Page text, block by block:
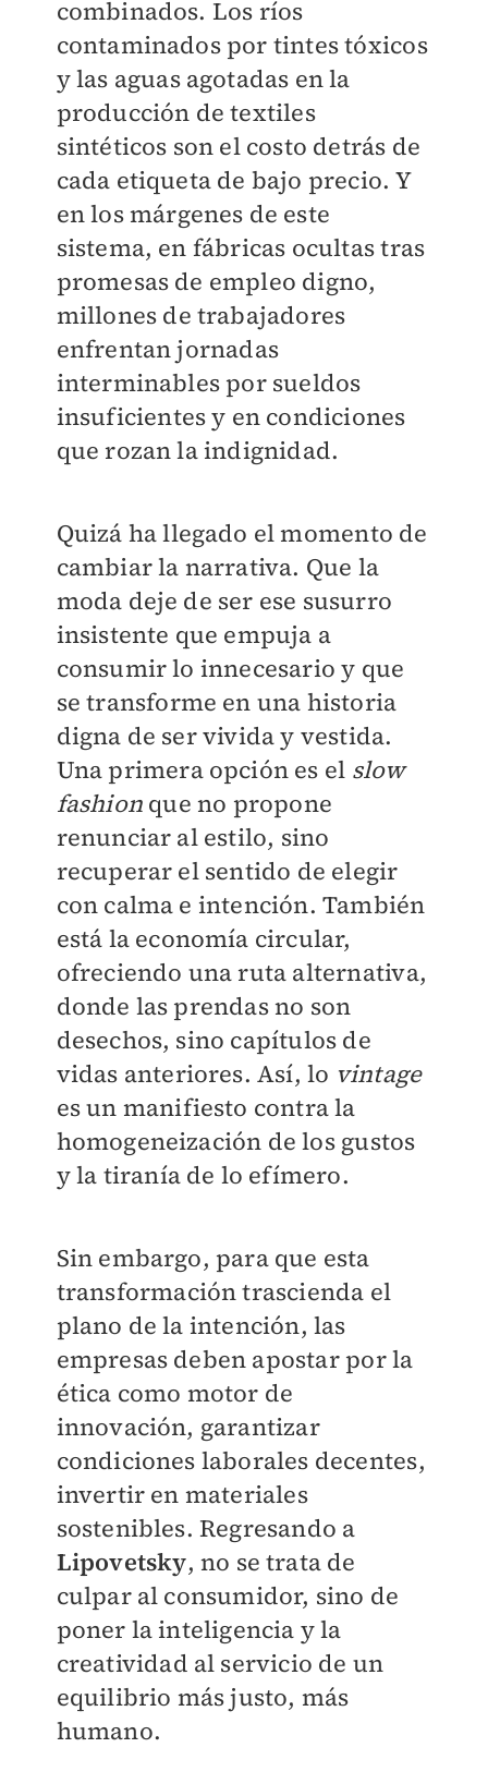
combinados. Los ríos
contaminados por tintes tóxicos
y las aguas agotadas en la
producción de textiles
sintéticos son el costo detrás de
cada etiqueta de bajo precio. Y
en los márgenes de este
sistema, en fábricas ocultas tras
promesas de empleo digno,
millones de trabajadores
enfrentan jornadas
interminables por sueldos
insuficientes y en condiciones
que rozan la indignidad.
Quizá ha llegado el momento de
cambiar la narrativa. Que la
moda deje de ser ese susurro
insistente que empuja a
consumir lo innecesario y que
se transforme en una historia
digna de ser vivida y vestida.
Una primera opción es el slow
fashion que no propone
renunciar al estilo, sino
recuperar el sentido de elegir
con calma e intención. También
está la economía circular,
ofreciendo una ruta alternativa,
donde las prendas no son
desechos, sino capítulos de
vidas anteriores. Así, lo vintage
es un manifiesto contra la
homogeneización de los gustos
y la tiranía de lo efímero.
Sin embargo, para que esta
transformación trascienda el
plano de la intención, las
empresas deben apostar por la
ética como motor de
innovación, garantizar
condiciones laborales decentes,
invertir en materiales
sostenibles. Regresando a
Lipovetsky, no se trata de
culpar al consumidor, sino de
poner la inteligencia y la
creatividad al servicio de un
equilibrio más justo, más
humano.